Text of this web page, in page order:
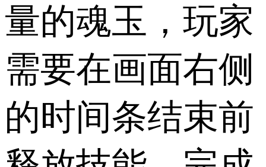
量的魂玉，玩家
需要在画面右侧
的时间条结束前